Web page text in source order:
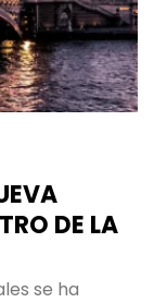
DE LA
se ha